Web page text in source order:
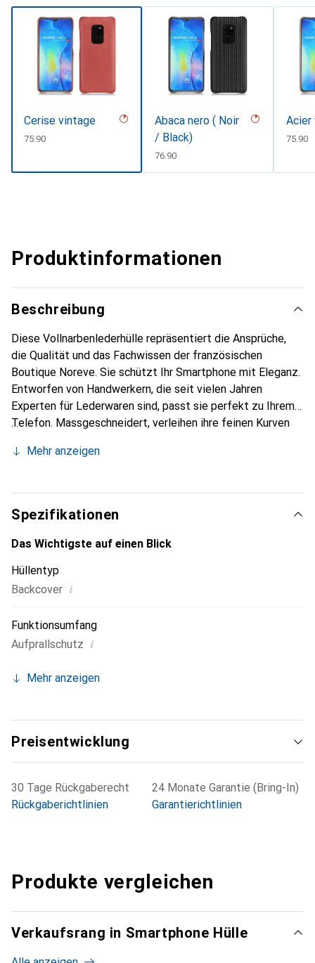
Cerise vintage
CHF
75.90
Abaca nero ( Noir
/ Black)
CHF
76.90
Acier
CHF
75.90
Produktinformationen
Beschreibung
Diese Vollnarbenlederhülle repräsentiert die Ansprüche,
die Qualität und das Fachwissen der französischen
Boutique Noreve. Sie schützt Ihr Smartphone mit Eleganz.
Entworfen von Handwerkern, die seit vielen Jahren
Experten für Lederwaren sind, passt sie perfekt zu Ihrem
Telefon. Massgeschneidert, verleihen ihre feinen Kurven
unverzichtbaren Accessoire für Ihr Smartphone.
die Marke Noreve eine sichere Wahl für eine
anspruchsvolle Kundschaft.
Mehr anzeigen
Spezifikationen
Das Wichtigste auf einen Blick
Hüllentyp
Backcover i
Funktionsumfang
Aufprallschutz i
Mehr anzeigen
Preisentwicklung
30 Tage Rückgaberecht
Rückgaberichtlinien
24 Monate Garantie (Bring-In)
Garantierichtlinien
Produkte vergleichen
Verkaufsrang in Smartphone Hülle